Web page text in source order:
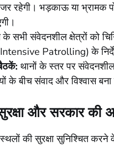
रहेगी। भड़काऊ या भ्रामक
के सभी संवेदनशील क्षेत्रों को
Patrolling) के
थानों के स्तर पर
के बीच संवाद और विश्वास
और सरकार की
की सुरक्षा सुनिश्चित